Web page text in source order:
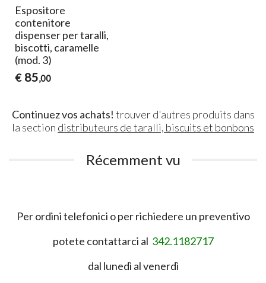
Espositore
contenitore
dispenser per taralli,
biscotti, caramelle
(mod. 3)
€ 85,00
Continuez vos achats! trouver d'autres produits dans
la section distributeurs de taralli, biscuits et bonbons
Récemment vu
Per ordini telefonici o per richiedere un preventivo
potete contattarci al 342.1182717
dal lunedì al venerdì